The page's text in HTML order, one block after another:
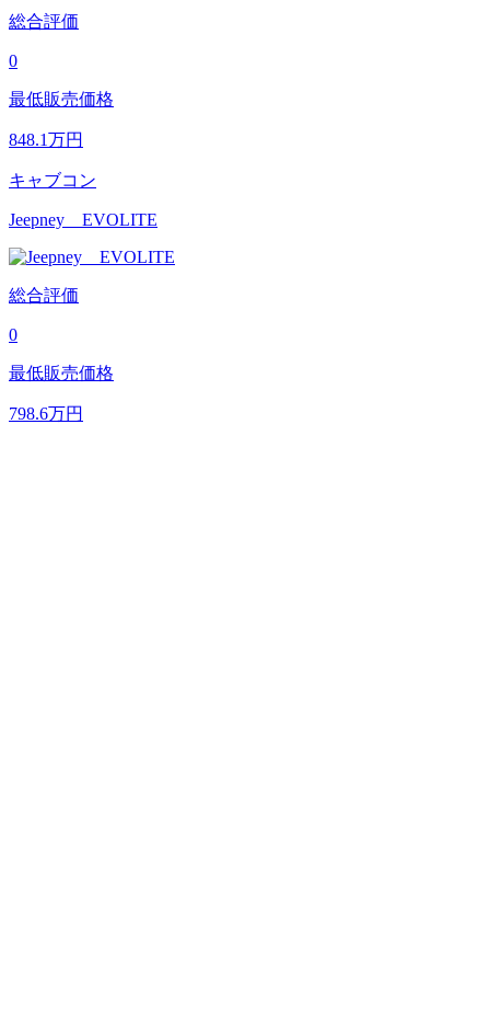
総合評価
0
最低販売価格
848.1万円
キャブコン
Jeepney EVOLITE
総合評価
0
最低販売価格
798.6万円